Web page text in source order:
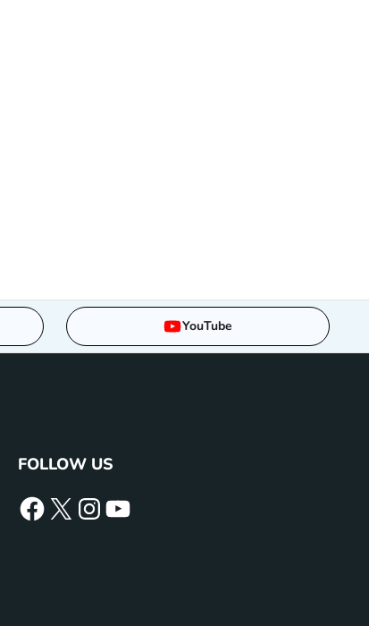
YouTube
FOLLOW US